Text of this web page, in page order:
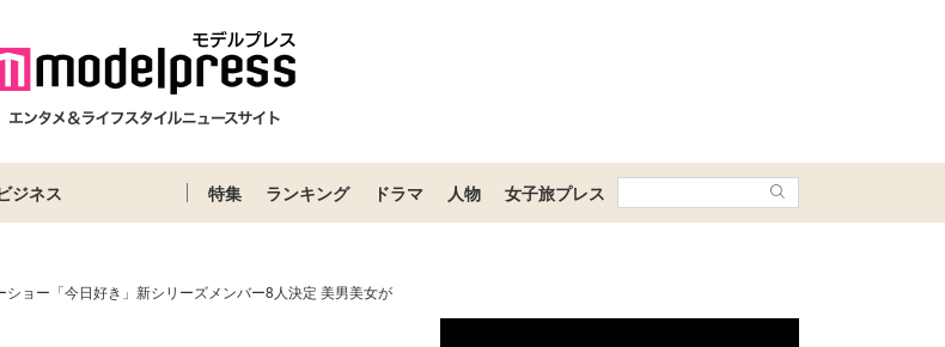
ジネス 特集 ランキング ドラマ 人物 女子旅プレス
ョー「今日好き」新シリーズメンバー8人決定 美男美女が